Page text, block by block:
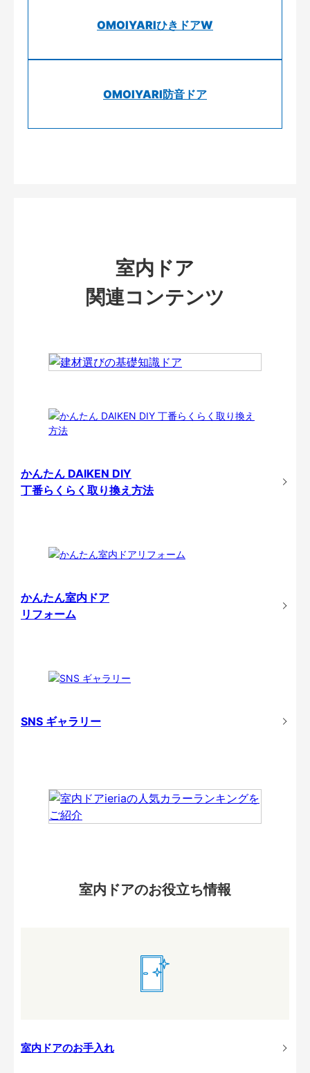
OMOIYARIひきドアW
OMOIYARI防音ドア
室内ドア
関連コンテンツ
かんたん DAIKEN DIY
丁番らくらく取り換え方法
かんたん室内ドア
リフォーム
SNS ギャラリー
室内ドアのお役立ち情報
室内ドアのお手入れ